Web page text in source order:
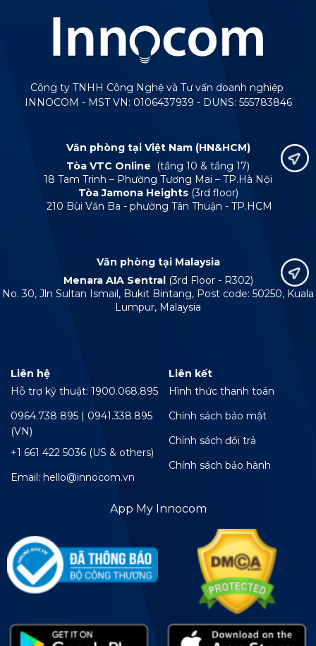
Công ty TNHH Công Nghệ và Tư vấn doanh nghiệp
INNOCOM - MST VN: 0106437939 - DUNS: 555783846
Văn phòng tại Việt Nam (HN&HCM)
Tòa VTC Online
(tầng 10 & tầng 17)
18 Tam Trinh – Phường Tương Mai – TP.Hà Nội
Tòa Jamona Heights (3rd floor)
210 Bùi Văn Ba - phường Tân Thuận - TP.HCM
Văn phòng tại Malaysia
Menara AIA Sentral (3rd Floor - R302)
No. 30, Jln Sultan Ismail, Bukit Bintang, Post code: 50250, Kuala
Lumpur, Malaysia
Liên hệ
Hỗ trợ kỹ thuật: 1900.068.895
0964.738 895 | 0941.338.895
(VN)
+1 661 422 5036 (US & others)
Email: hello@innocom.vn
Liên kết
Hình thức thanh toán
Chính sách bảo mật
Chính sách đổi trả
Chính sách bảo hành
App My Innocom